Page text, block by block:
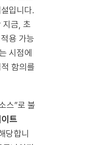
입니다.
지금, 초
용 가능
시점에
함의를
스”로 불
트
당합니